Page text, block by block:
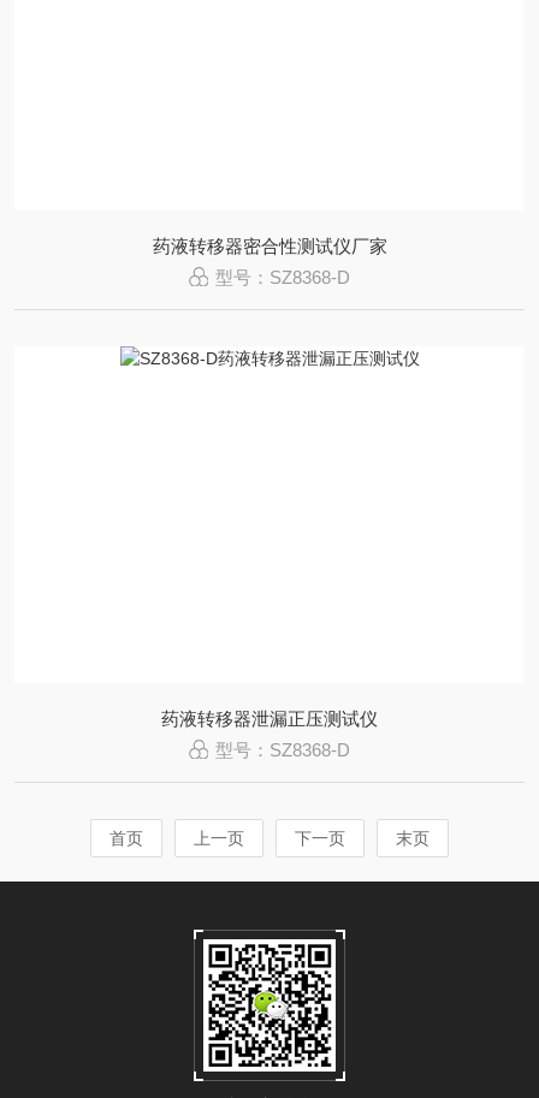
药液转移器密合性测试仪厂家
型号：SZ8368-D
药液转移器泄漏正压测试仪
型号：SZ8368-D
首页 上一页 下一页 末页